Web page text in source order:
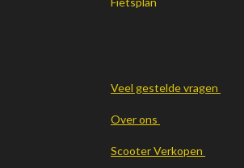
Veel gestelde vragen
Over ons
Scooter Verkopen